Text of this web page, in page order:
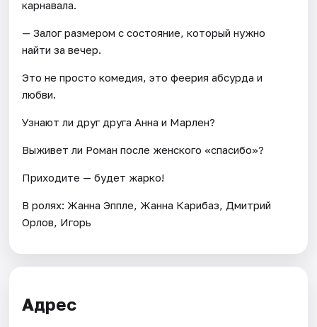
карнавала.
— Залог размером с состояние, который нужно
найти за вечер.
Это не просто комедия, это феерия абсурда и
любви.
Узнают ли друг друга Анна и Марлен?
Выживет ли Роман после женского «спасибо»?
Приходите — будет жарко!
В ролях: Жанна Эппле, Жанна Карибаз, Дмитрий
Орлов, Игорь
Адрес